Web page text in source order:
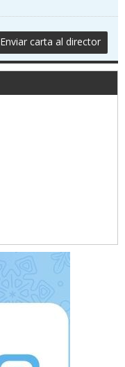
Enviar carta al director